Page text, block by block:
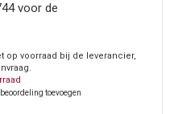
voor de
op voorraad bij de leverancier,
beoordeling toevoegen